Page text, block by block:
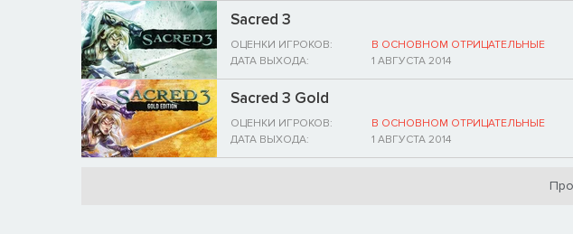
Sacred 3
ОЦЕНКИ ИГРОКОВ:
В ОСНОВНОМ ОТРИЦАТЕЛЬНЫЕ
ДАТА ВЫХОДА:
1 АВГУСТА 2014
Sacred 3 Gold
ОЦЕНКИ ИГРОКОВ:
В ОСНОВНОМ ОТРИЦАТЕЛЬНЫЕ
ДАТА ВЫХОДА:
1 АВГУСТА 2014